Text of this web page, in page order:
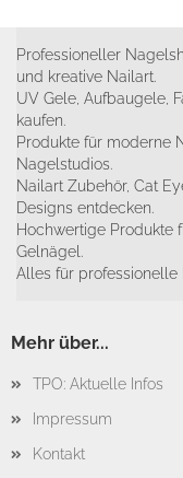
Professioneller
und kreative Nailart.
UV Gele, Aufbaugele,
kaufen.
Produkte für moderne
Nagelstudios.
Nailart Zubehör, Cat
Designs entdecken.
Hochwertige Produkte
Gelnägel.
Alles für professionelle
Mehr über...
TPO: Aktuelle Infos
Impressum
Kontakt